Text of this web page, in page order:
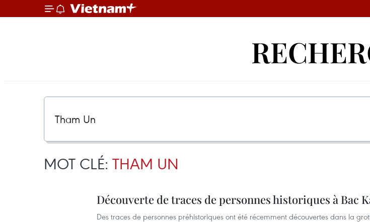
MOT CLÉ: THAM UN
Découverte de traces de personnes historiques à Bac
Des traces de personnes préhistoriques ont été récemment découvertes dans la